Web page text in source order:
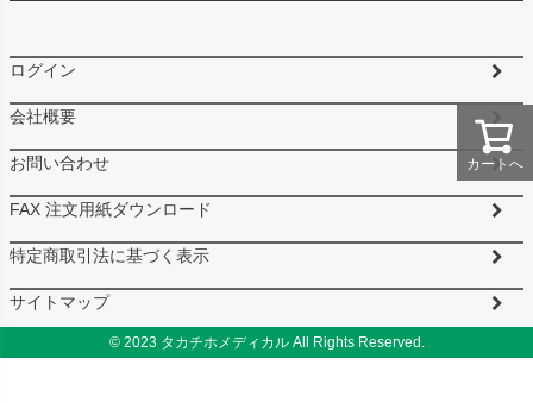
カートへ
ログイン
会社概要
お問い合わせ
FAX 注文用紙ダウンロード
特定商取引法に基づく表示
サイトマップ
© 2023 タカチホメディカル All Rights Reserved.